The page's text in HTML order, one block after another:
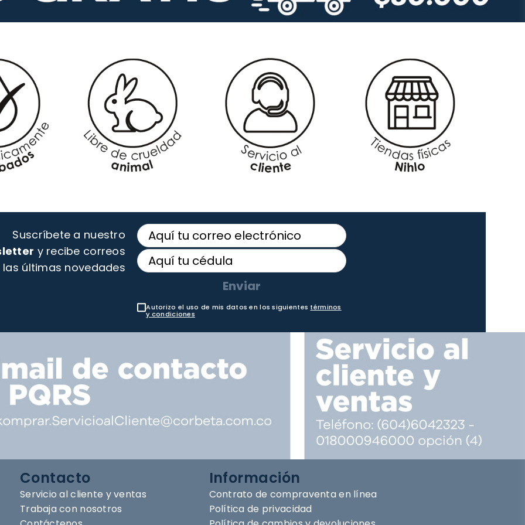
Suscríbete a nuestro
y recibe correos
últimas novedades
Enviar
Autorizo el uso de mis datos en los siguientes términos
y condiciones
Contacto
Servicio al cliente y ventas
Trabaja con nosotros
Información
Contrato de compraventa en línea
Política de privacidad